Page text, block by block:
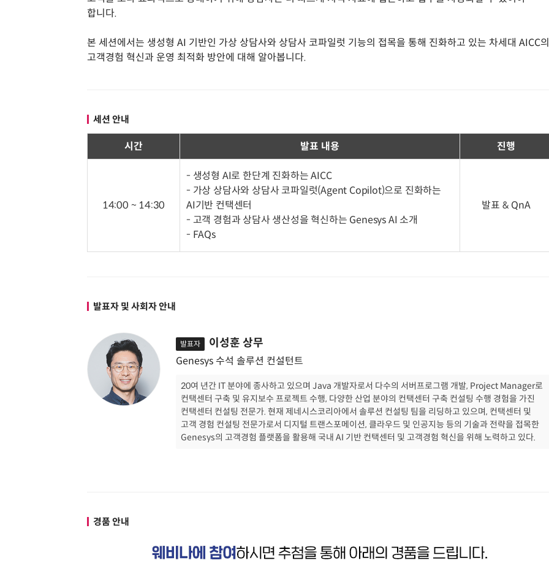
합니다.
본 세션에서는 생성형 AI 기반인 가상 상담사와 상담사 코파일럿 기능의 접목을 통해 진화하고 있는 차세대 AICC의
고객경험 혁신과 운영 최적화 방안에 대해 알아봅니다.
세션 안내
시간 발표 내용 진행
14:00 ~ 14:30
- 생성형 AI로 한단계 진화하는 AICC
- 가상 상담사와 상담사 코파일럿(Agent Copilot)으로 진화하는
AI기반 컨택센터
- 고객 경험과 상담사 생산성을 혁신하는 Genesys AI 소개
- FAQs
발표 & QnA
발표자 및 사회자 안내
발표자 이성훈 상무
Genesys 수석 솔루션 컨설턴트
20여 년간 IT 분야에 종사하고 있으며 Java 개발자로서 다수의 서버프로그램 개발, Project Manager로
컨택센터 구축 및 유지보수 프로젝트 수행, 다양한 산업 분야의 컨택센터 구축 컨설팅 수행 경험을 가진
컨택센터 컨설팅 전문가. 현재 제네시스코리아에서 솔루션 컨설팅 팀을 리딩하고 있으며, 컨택센터 및
고객 경험 컨설팅 전문가로서 디지털 트랜스포메이션, 클라우드 및 인공지능 등의 기술과 전략을 접목한
Genesys의 고객경험 플랫폼을 활용해 국내 AI 기반 컨택센터 및 고객경험 혁신을 위해 노력하고 있다.
경품 안내